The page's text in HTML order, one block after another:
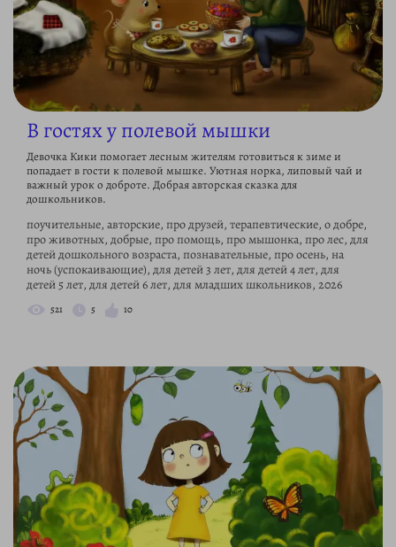
В гостях у полевой мышки
Девочка Кики помогает лесным жителям готовиться к зиме и
попадает в гости к полевой мышке. Уютная норка, липовый чай и
важный урок о доброте. Добрая авторская сказка для
дошкольников.
поучительные, авторские, про друзей, терапевтические, о добре,
про животных, добрые, про помощь, про мышонка, про лес, для
детей дошкольного возраста, познавательные, про осень, на
ночь (успокаивающие), для детей 3 лет, для детей 4 лет, для
детей 5 лет, для детей 6 лет, для младших школьников, 2026
521 5 10